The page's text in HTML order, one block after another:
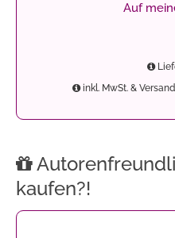
Auf
inkl. MwSt. &
kaufen?!